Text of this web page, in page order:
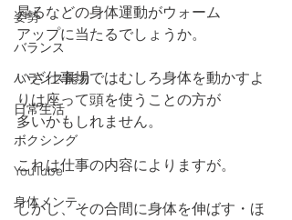
姿勢
バランス
バランス能力
日常生活
ボクシング
YouTube
身体メンテ
昇るなどの身体運動がウォーム
アップに当たるでしょうか。
いざ仕事場ではむしろ身体を動かすよ
りは座って頭を使うことの方が
多いかもしれません。
これは仕事の内容によりますが。
しかし、その合間に身体を伸ばす・ほ